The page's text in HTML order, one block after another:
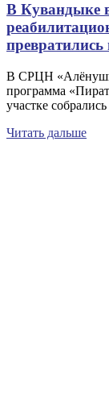
В Кувандыке
В СРЦН
программа
участке
Читать дальше